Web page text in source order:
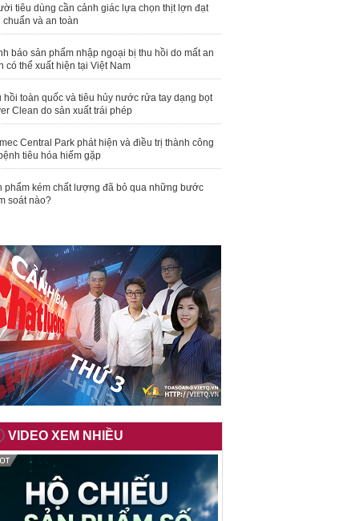
tiêu dùng cần cảnh giác lựa chọn thịt lợn đạt
chuẩn và an toàn
báo sản phẩm nhập ngoại bị thu hồi do mất an
có thể xuất hiện tại Việt Nam
hồi toàn quốc và tiêu hủy nước rửa tay dạng bọt
Clean do sản xuất trái phép
Central Park phát hiện và điều trị thành công
tiêu hóa hiếm gặp
phẩm kém chất lượng đã bỏ qua những bước
soát nào?
VIDEO XEM NHIỀU